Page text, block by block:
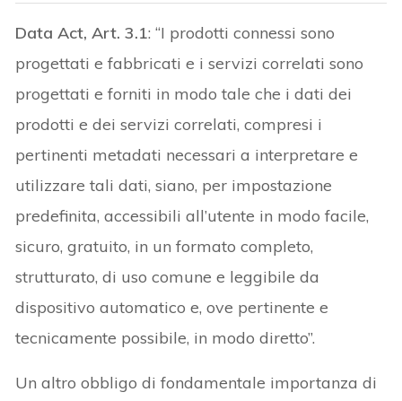
Data Act, Art. 3.1: “I prodotti connessi sono
progettati e fabbricati e i servizi correlati sono
progettati e forniti in modo tale che i dati dei
prodotti e dei servizi correlati, compresi i
pertinenti metadati necessari a interpretare e
utilizzare tali dati, siano, per impostazione
predefinita, accessibili all’utente in modo facile,
sicuro, gratuito, in un formato completo,
strutturato, di uso comune e leggibile da
dispositivo automatico e, ove pertinente e
tecnicamente possibile, in modo diretto”.
Un altro obbligo di fondamentale importanza di